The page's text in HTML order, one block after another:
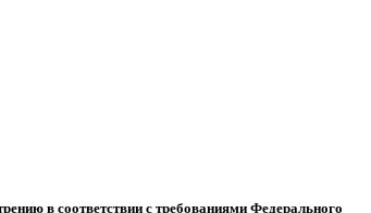
в соответствии с требованиями Федерального